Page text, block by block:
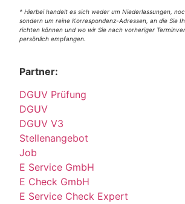
* Hierbei handelt es sich weder um Niederlassungen,
sondern um reine Korrespondenz-Adressen, an die Sie
richten können und wo wir Sie nach vorheriger
persönlich empfangen.
Partner:
DGUV Prüfung
DGUV
DGUV V3
Stellenangebot
Job
E Service GmbH
E Check GmbH
E Service Check Expert